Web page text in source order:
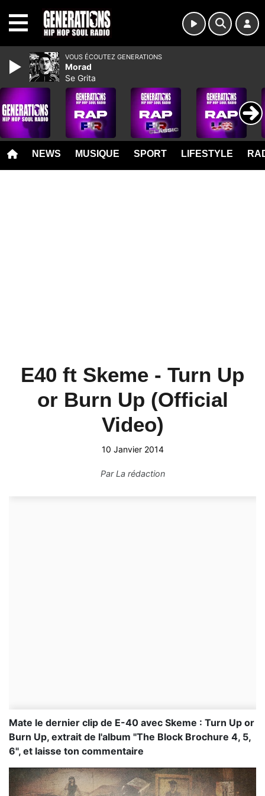
NEWS MUSIQUE SPORT LIFESTYLE
E40 ft Skeme - Turn Up
or Burn Up (Official
Video)
10 Janvier 2014
ParLa rédaction
Mate le dernier clip de E-40 avec Skeme : Turn Up or
Burn Up, extrait de l'album "The Block Brochure 4, 5,
6", et laisse ton commentaire
VOUS ÉCOUTEZ GENERATIONS
Morad
Se Grita